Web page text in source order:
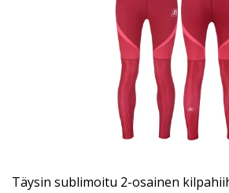
Täysin sublimoitu 2-osainen